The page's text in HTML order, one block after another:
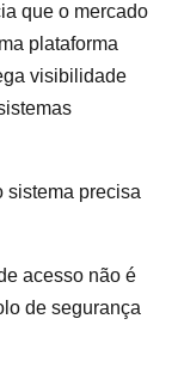
que o mercado
plataforma
visibilidade
sistema precisa
acesso não é
de segurança